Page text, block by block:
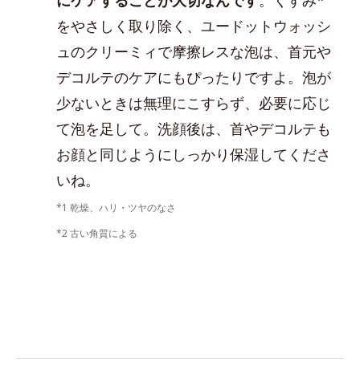
をやさしく取り除く、ユードットウォッシ
ュのクリーミィで摩擦レスな泡は、首元や
デコルテのケアにもぴったりですよ。泡が
少ないときは無理にこすらず、必要に応じ
て泡を足して。洗顔後は、首やデコルテも
お顔と同じようにしっかり保湿してくださ
いね。
*1 乾燥、ハリ・ツヤのなさ
*2 古い角質による